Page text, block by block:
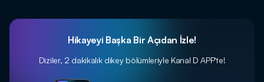
Hikayeyi Başka Bir Açıdan İzle!
Diziler, 2 dakikalık dikey bölümleriyle Kanal D APP'te!